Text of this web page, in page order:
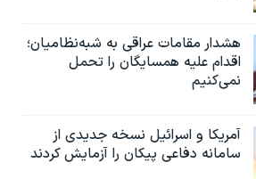
هشدار مقامات عراقی به شبه‌نظامیان؛
اقدام علیه همسایگان را تحمل
نمی‌کنیم
آمریکا و اسرائیل نسخه جدیدی از
سامانه دفاعی پیکان را آزمایش کردند